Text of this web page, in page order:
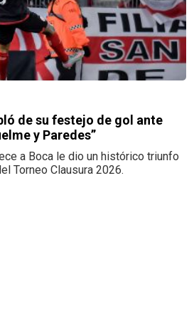
de su festejo de gol ante
y Paredes”
a Boca le dio un histórico triunfo
Torneo Clausura 2026.